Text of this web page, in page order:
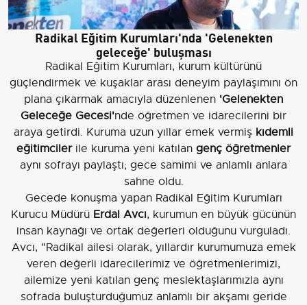
Radikal Eğitim Kurumları'nda 'Gelenekten
geleceğe' buluşması
Radikal Eğitim Kurumları, kurum kültürünü
güçlendirmek ve kuşaklar arası deneyim paylaşımını ön
plana çıkarmak amacıyla düzenlenen 'Gelenekten
Geleceğe Gecesi'nde öğretmen ve idarecilerini bir
araya getirdi. Kuruma uzun yıllar emek vermiş kıdemli
eğitimcilerile kuruma yeni katılan genç öğretmenler
aynı sofrayı paylaştı; gece samimi ve anlamlı anlara
sahne oldu.
Gecede konuşma yapan Radikal Eğitim Kurumları
Kurucu Müdürü Erdal Avcı, kurumun en büyük gücünün
insan kaynağı ve ortak değerleri olduğunu vurguladı.
Avcı, "Radikal ailesi olarak, yıllardır kurumumuza emek
veren değerli idarecilerimiz ve öğretmenlerimizi,
ailemize yeni katılan genç meslektaşlarımızla aynı
sofrada buluşturduğumuz anlamlı bir akşamı geride